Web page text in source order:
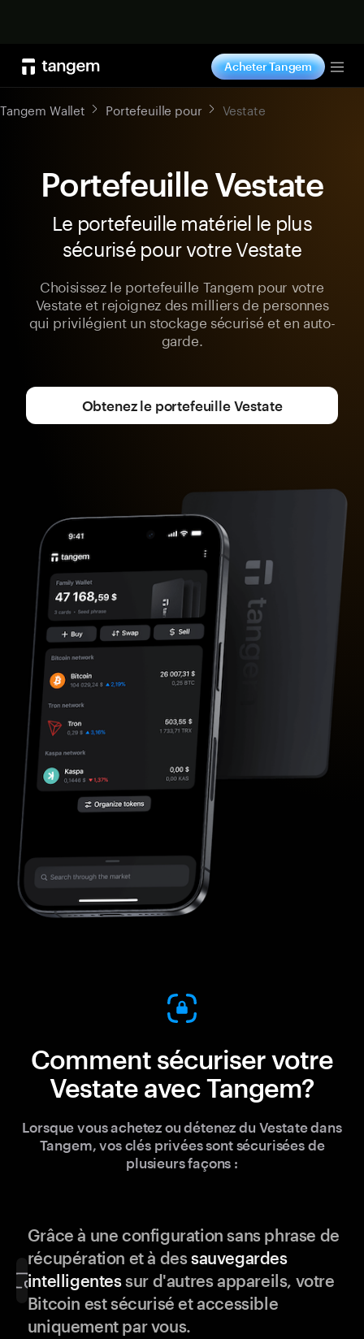
Acheter Tangem
Tangem Wallet Portefeuille pour Vestate
Portefeuille Vestate
Le portefeuille matériel le plus
sécurisé pour votre Vestate
Choisissez le portefeuille Tangem pour votre
Vestate et rejoignez des milliers de personnes
qui privilégient un stockage sécurisé et en auto-
garde.
Obtenez le portefeuille Vestate
Comment sécuriser votre
Vestate avec Tangem?
Lorsque vous achetez ou détenez du Vestate dans
Tangem, vos clés privées sont sécurisées de
plusieurs façons :
Grâce à une configuration sans phrase de
récupération et à dessauvegardes
intelligentessur d'autres appareils, votre
Bitcoin est sécurisé et accessible
uniquement par vous.